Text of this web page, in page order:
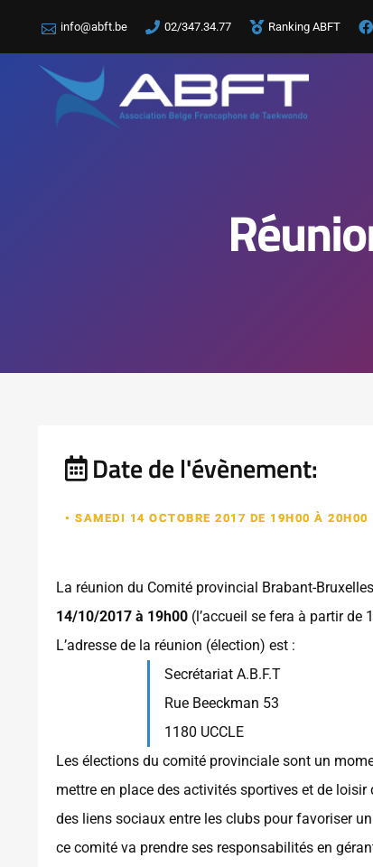
info@abft.be 02/347.34.77 Ranking ABFT
Date de l'évènement:
• SAMEDI 14 OCTOBRE 2017 DE 19H00 À 20H00
La réunion du Comité provincial Brabant-
14/10/2017 à 19h00 (l’accueil se fera à partir de
L’adresse de la réunion (élection) est :
Secrétariat A.B.F.T
Rue Beeckman 53
1180 UCCLE
Les élections du comité provinciale sont un
mettre en place des activités sportives et de
des liens sociaux entre les clubs pour favoriser
ce comité va prendre ses responsabilités en